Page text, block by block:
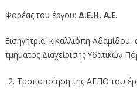
Φορέας του έργου: Δ.Ε.Η. Α.Ε.
Εισηγήτρια: κ.Καλλιόπη
τμήματος Διαχείρισης Υδατικών
Τροποποίηση της ΑΕΠΟ του